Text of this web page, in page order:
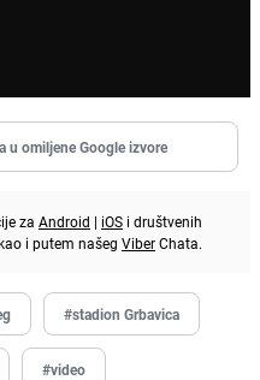
u omiljene Google izvore
za Android | iOS i društvenih
i putem našeg ViberChata.
#stadion Grbavica
#video